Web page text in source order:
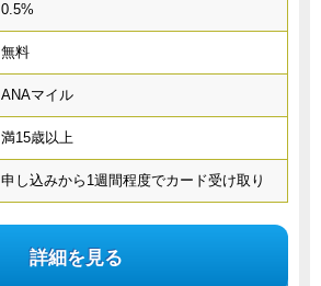
0.5%
無料
ANAマイル
満15歳以上
申し込みから1週間程度でカード受け取り
詳細を見る